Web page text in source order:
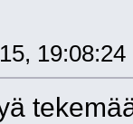
19:08:24